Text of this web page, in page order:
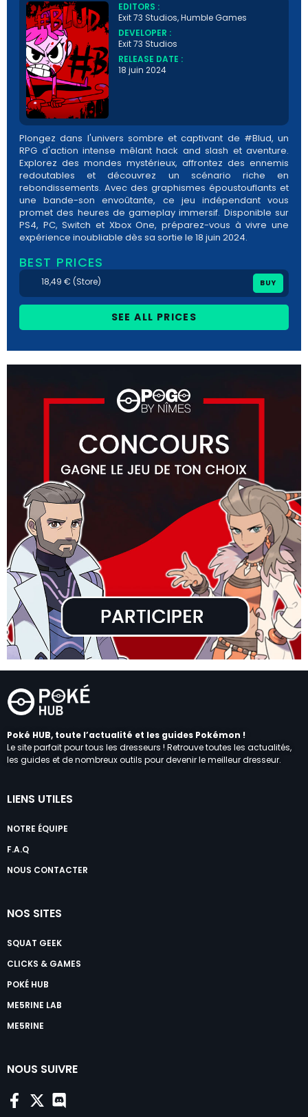
EDITORS :
Exit 73 Studios, Humble Games
DEVELOPER :
Exit 73 Studios
RELEASE DATE :
18 juin 2024
Plongez dans l'univers sombre et captivant de #Blud, un
RPG d'action intense mêlant hack and slash et aventure.
Explorez des mondes mystérieux, affrontez des ennemis
redoutables et découvrez un scénario riche en
rebondissements. Avec des graphismes époustouflants et
une bande-son envoûtante, ce jeu indépendant vous
promet des heures de gameplay immersif. Disponible sur
PS4, PC, Switch et Xbox One, préparez-vous à vivre une
expérience inoubliable dès sa sortie le 18 juin 2024.
BEST PRICES
18,49 € (Store) BUY
SEE ALL PRICES
Poké HUB, toute l’actualité et les guides Pokémon !
Le site parfait pour tous les dresseurs ! Retrouve toutes les actualités,
les guides et de nombreux outils pour devenir le meilleur dresseur.
LIENS UTILES
NOTRE ÉQUIPE
F.A.Q
NOUS CONTACTER
NOS SITES
SQUAT GEEK
CLICKS & GAMES
POKÉ HUB
ME5RINE LAB
ME5RINE
NOUS SUIVRE